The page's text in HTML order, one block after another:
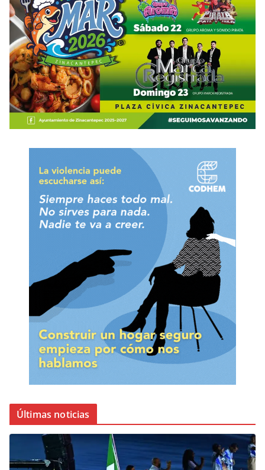
Últimas noticias